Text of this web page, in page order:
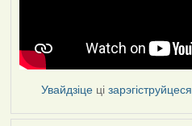
Увайдзіце цізарэгіструйцеся